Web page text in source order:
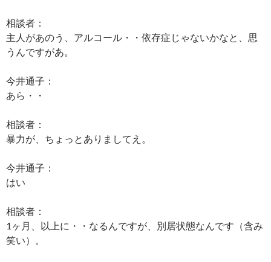
相談者：
主人があのう、アルコール・・依存症じゃないかなと、思
うんですがあ。
今井通子：
あら・・
相談者：
暴力が、ちょっとありましてえ。
今井通子：
はい
相談者：
1ヶ月、以上に・・なるんですが、別居状態なんです（含み
笑い）。